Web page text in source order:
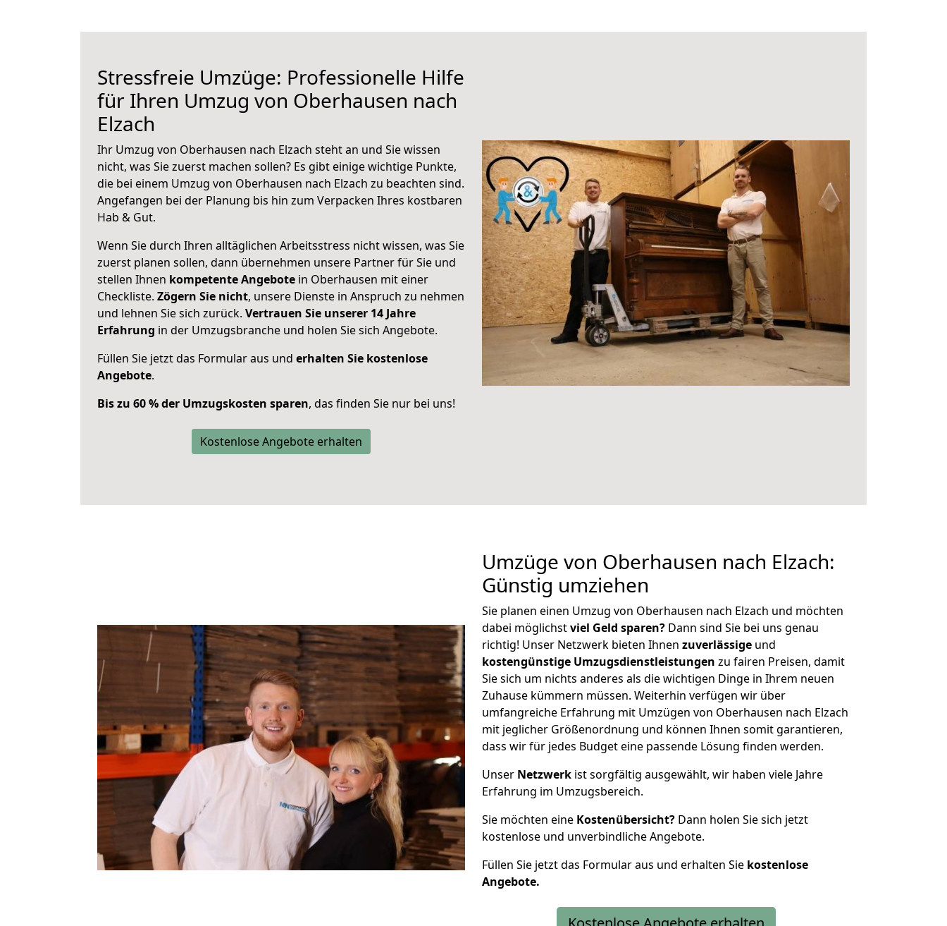
Stressfreie Umzüge: Professionelle Hilfe
für Ihren Umzug von Oberhausen nach
Elzach
Ihr Umzug von Oberhausen nach Elzach steht an und Sie wissen
nicht, was Sie zuerst machen sollen? Es gibt einige wichtige Punkte,
die bei einem Umzug von Oberhausen nach Elzach zu beachten sind.
Angefangen bei der Planung bis hin zum Verpacken Ihres kostbaren
Hab & Gut.
Wenn Sie durch Ihren alltäglichen Arbeitsstress nicht wissen, was Sie
zuerst planen sollen, dann übernehmen unsere Partner für Sie und
stellen Ihnen kompetente Angebote in Oberhausen mit einer
Checkliste. Zögern Sie nicht, unsere Dienste in Anspruch zu nehmen
und lehnen Sie sich zurück. Vertrauen Sie unserer 14 Jahre
Erfahrung in der Umzugsbranche und holen Sie sich Angebote.
Füllen Sie jetzt das Formular aus und erhalten Sie kostenlose
Angebote.
Bis zu 60 % der Umzugskosten sparen, das finden Sie nur bei uns!
Kostenlose Angebote erhalten
Umzüge von Oberhausen nach Elzach:
Günstig umziehen
Sie planen einen Umzug von Oberhausen nach Elzach und möchten
dabei möglichstviel Geld sparen? Dann sind Sie bei uns genau
richtig! Unser Netzwerk bieten Ihnen zuverlässige und
kostengünstige Umzugsdienstleistungen zu fairen Preisen, damit
Sie sich um nichts anderes als die wichtigen Dinge in Ihrem neuen
Zuhause kümmern müssen. Weiterhin verfügen wir über
umfangreiche Erfahrung mit Umzügen von Oberhausen nach Elzach
mit jeglicher Größenordnung und können Ihnen somit garantieren,
dass wir für jedes Budget eine passende Lösung finden werden.
Unser Netzwerk ist sorgfältig ausgewählt, wir haben viele Jahre
Erfahrung im Umzugsbereich.
Sie möchten eine Kostenübersicht? Dann holen Sie sich jetzt
kostenlose und unverbindliche Angebote.
Füllen Sie jetzt das Formular aus und erhalten Sie kostenlose
Angebote.